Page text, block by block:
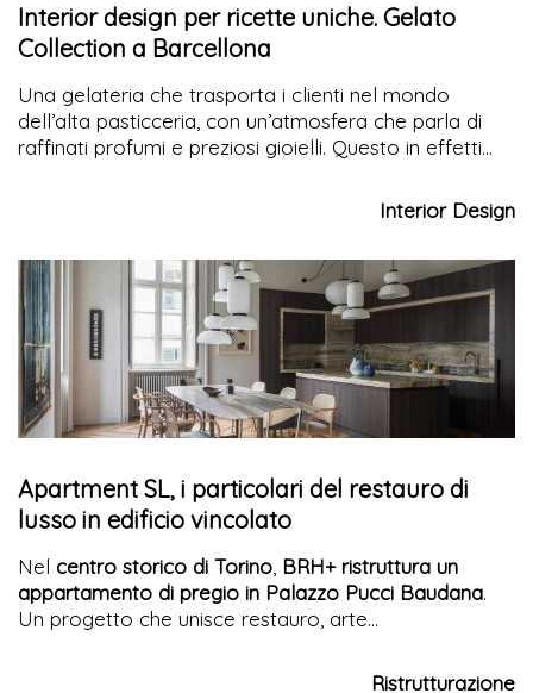
Interior design per ricette uniche. Gelato
Collection a Barcellona
Una gelateria che trasporta i clienti nel mondo
dell’alta pasticceria, con un’atmosfera che parla di
raffinati profumi e preziosi gioielli. Questo in effetti
Rambla: collezioni di ricette numerate con gusti
sofisticati e sperimentali in un’ambientazione che
Interior Design
Apartment SL, i particolari del restauro di
lusso in edificio vincolato
Nel centro storico di Torino, BRH+ ristruttura un
appartamento di pregio in Palazzo Pucci Baudana.
Un progetto che unisce restauro, arte
Ristrutturazione